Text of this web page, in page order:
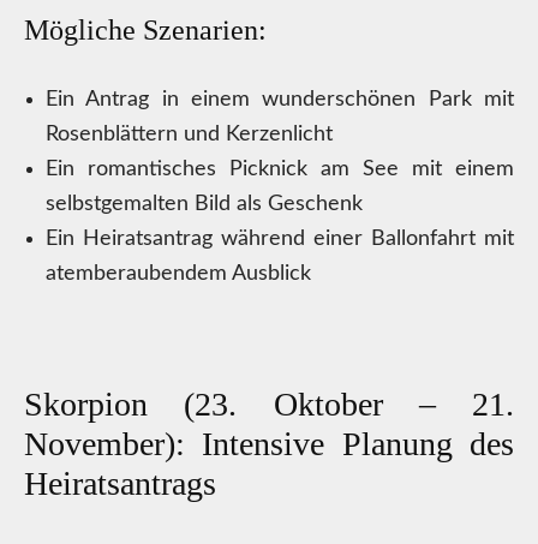
Mögliche Szenarien:
Ein Antrag in einem wunderschönen Park mit
Rosenblättern und Kerzenlicht
Ein romantisches Picknick am See mit einem
selbstgemalten Bild als Geschenk
Ein Heiratsantrag während einer Ballonfahrt mit
atemberaubendem Ausblick
Skorpion (23. Oktober – 21.
November): Intensive Planung des
Heiratsantrags